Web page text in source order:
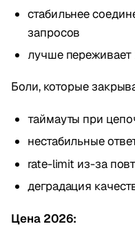
стабильнее
запросов
лучше переживает
Боли, которые
таймауты при
нестабильные
rate-limit из-за
деградация
Цена 2026: